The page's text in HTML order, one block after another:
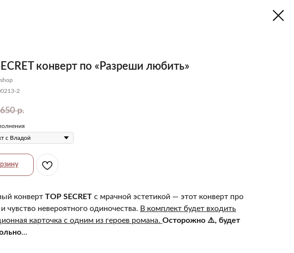
конверт по «Разреши любить»
2
650 р.
конверт TOP SECRET с мрачной эстетикой — этот конверт про
чувство невероятного одиночества. В комплект будет входить
карточка с одним из героев романа. Осторожно ⚠️, будет
...